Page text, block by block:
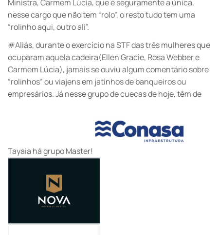
Ministra, Carmem Lúcia, que é seguramente a única,
nesse cargo que não tem “rolo”, o resto tudo tem uma
“rolinho aqui, outro ali”.
#Aliás, durante o exercício na STF das três mulheres que
ocuparam aquela cadeira(Ellen Gracie, Rosa Webber e
Carmem Lúcia), jamais se ouviu algum comentário sobre
“rolinhos” ou viajens em jatinhos de banqueiros ou
empresários. Já nesse grupo de cuecas de hoje, têm de
Tayaia há grupo Master!